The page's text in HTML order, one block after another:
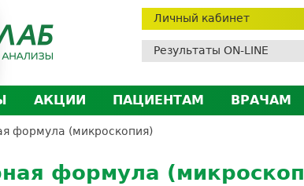
Личный кабинет
Результаты ON-LINE
АКЦИИ
ПАЦИЕНТАМ
Личный кабинет
ДМС
ВРАЧАМ
формула (микроскопия)
формула